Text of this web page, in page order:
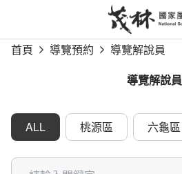
主
首頁
導覽預約
導覽解說員
導覽解說員
ALL 桃源區 六龜區
關鍵字